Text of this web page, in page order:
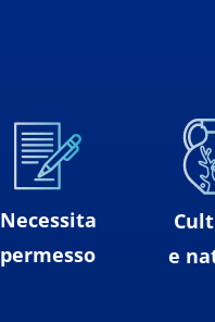
Necessita
permesso
e